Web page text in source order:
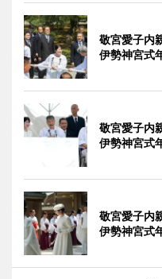
敬宮愛子
伊勢神宮式
敬宮愛子
伊勢神宮式
敬宮愛子
伊勢神宮式